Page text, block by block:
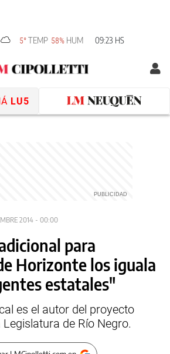
5° TEMP 58% HUM 09:23 HS
LU5
2014 - 00:00
para
Horizonte los iguala
estatales"
es el autor del proyecto
de Río Negro.